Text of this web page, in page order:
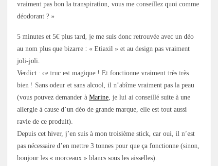
vraiment pas bon la transpiration, vous me conseillez quoi comme
déodorant ? »
5 minutes et 5€ plus tard, je me suis donc retrouvée avec un déo
au nom plus que bizarre : « Etiaxil » et au design pas vraiment
joli-joli.
Verdict : ce truc est magique ! Et fonctionne vraiment très très
bien ! Sans odeur et sans alcool, il n’abîme vraiment pas la peau
(vous pouvez demander à Marine, je lui ai conseillé suite à une
allergie à cause d’un déo de grande marque, elle est tout aussi
ravie de ce produit).
Depuis cet hiver, j’en suis à mon troisième stick, car oui, il n’est
pas nécessaire d’en mettre 3 tonnes pour que ça fonctionne (sinon,
bonjour les « morceaux » blancs sous les aisselles).